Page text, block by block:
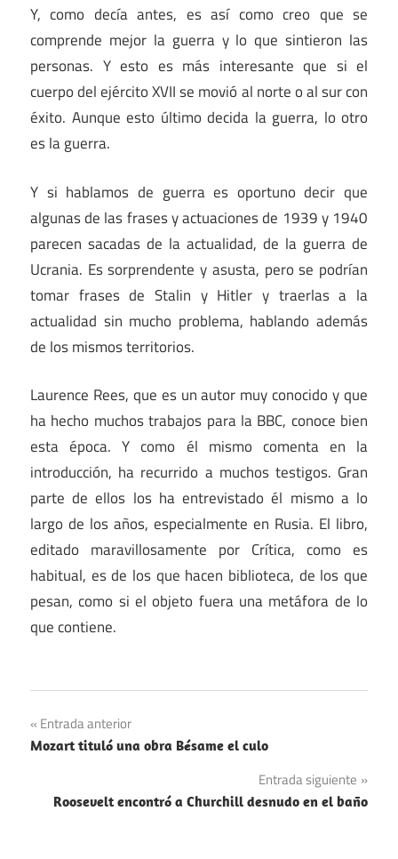
Y, como decía antes, es así como creo que se
comprende mejor la guerra y lo que sintieron las
personas. Y esto es más interesante que si el
cuerpo del ejército XVII se movió al norte o al sur con
éxito. Aunque esto último decida la guerra, lo otro
es la guerra.
Y si hablamos de guerra es oportuno decir que
algunas de las frases y actuaciones de 1939 y 1940
parecen sacadas de la actualidad, de la guerra de
Ucrania. Es sorprendente y asusta, pero se podrían
tomar frases de Stalin y Hitler y traerlas a la
actualidad sin mucho problema, hablando además
de los mismos territorios.
Laurence Rees, que es un autor muy conocido y que
ha hecho muchos trabajos para la BBC, conoce bien
esta época. Y como él mismo comenta en la
introducción, ha recurrido a muchos testigos. Gran
parte de ellos los ha entrevistado él mismo a lo
largo de los años, especialmente en Rusia. El libro,
editado maravillosamente por Crítica, como es
habitual, es de los que hacen biblioteca, de los que
pesan, como si el objeto fuera una metáfora de lo
que contiene.
Recomendaciones
Guerra
Navegación
de
entradas
Entrada anterior
Mozart tituló una obra Bésame el culo
Entrada siguiente
Roosevelt encontró a Churchill desnudo en el baño